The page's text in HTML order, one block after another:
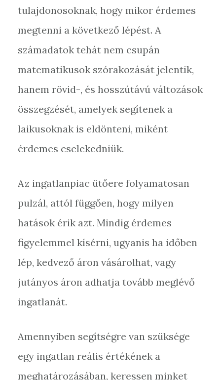
tulajdonosoknak, hogy mikor érdemes
megtenni a következő lépést. A
számadatok tehát nem csupán
matematikusok szórakozását jelentik,
hanem rövid-, és hosszútávú változások
összegzését, amelyek segítenek a
laikusoknak is eldönteni, miként
érdemes cselekedniük.
Az ingatlanpiac ütőere folyamatosan
pulzál, attól függően, hogy milyen
hatások érik azt. Mindig érdemes
figyelemmel kísérni, ugyanis ha időben
lép, kedvező áron vásárolhat, vagy
jutányos áron adhatja tovább meglévő
ingatlanát.
Amennyiben segítségre van szüksége
egy ingatlan reális értékének a
meghatározásában, keressen minket